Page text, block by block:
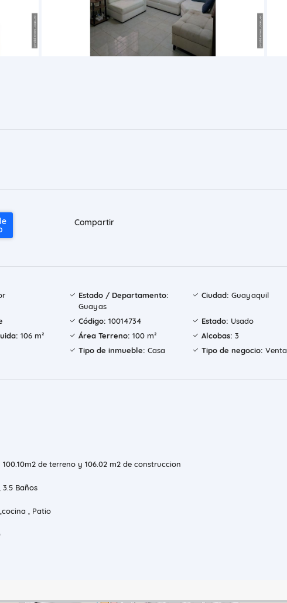
Compartir
Estado / Departamento:
Guayas
Ciudad: Guayaquil
Código: 10014734 Estado: Usado
106 m² Área Terreno: 100 m² Alcobas: 3
Tipo de inmueble: Casa Tipo de negocio: Venta
de terreno y 106.02 m2 de construccion
Baños
, Patio